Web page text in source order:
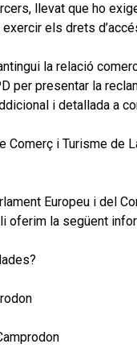
llevat que ho
els drets
la relació
per presentar la
i detallada a
i Turisme de
Europeu i del
oferim la següent